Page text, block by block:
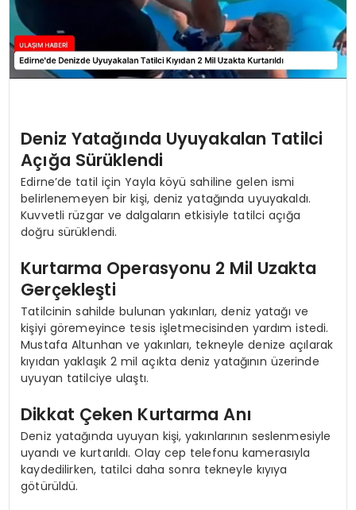
Deniz Yatağında Uyuyakalan Tatilci
Açığa Sürüklendi
Edirne’de tatil için Yayla köyü sahiline gelen ismi
belirlenemeyen bir kişi, deniz yatağında uyuyakaldı.
Kuvvetli rüzgar ve dalgaların etkisiyle tatilci açığa
doğru sürüklendi.
Kurtarma Operasyonu 2 Mil Uzakta
Gerçekleşti
Tatilcinin sahilde bulunan yakınları, deniz yatağı ve
kişiyi göremeyince tesis işletmecisinden yardım istedi.
Mustafa Altunhan ve yakınları, tekneyle denize açılarak
kıyıdan yaklaşık 2 mil açıkta deniz yatağının üzerinde
uyuyan tatilciye ulaştı.
Dikkat Çeken Kurtarma Anı
Deniz yatağında uyuyan kişi, yakınlarının seslenmesiyle
uyandı ve kurtarıldı. Olay cep telefonu kamerasıyla
kaydedilirken, tatilci daha sonra tekneyle kıyıya
götürüldü.